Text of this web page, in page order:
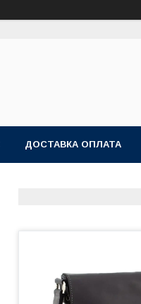
ДОСТАВКА ОПЛАТА